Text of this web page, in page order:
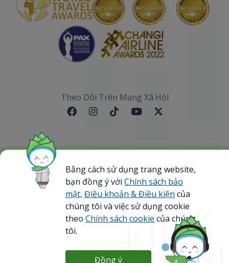
Theo Dõi Trên Mạng Xã Hội
Sơ đồ website
@ 2023 Bamboo Airways Copyright. All Rights
Reserved.
Business Registration Code: 0107867370
Bằng cách sử dụng trang website,
bạn đồng ý với Chính sách bảo
mật, Điều khoản & Điều kiện của
chúng tôi và việc sử dụng cookie
theo Chính sách cookie của chúng
tôi.
Đồng ý